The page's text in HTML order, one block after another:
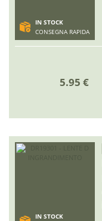
IN STOCK
CONSEGNA RAPIDA
5.95 €
IN STOCK